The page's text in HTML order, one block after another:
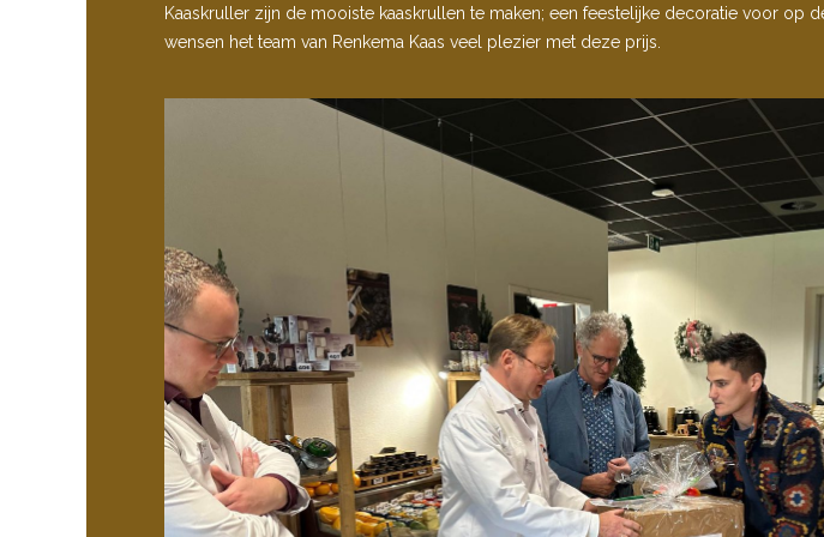
Kaaskruller zijn de mooiste kaaskrullen te maken; een feestelijke decoratie voor op
wensen het team van Renkema Kaas veel plezier met deze prijs.